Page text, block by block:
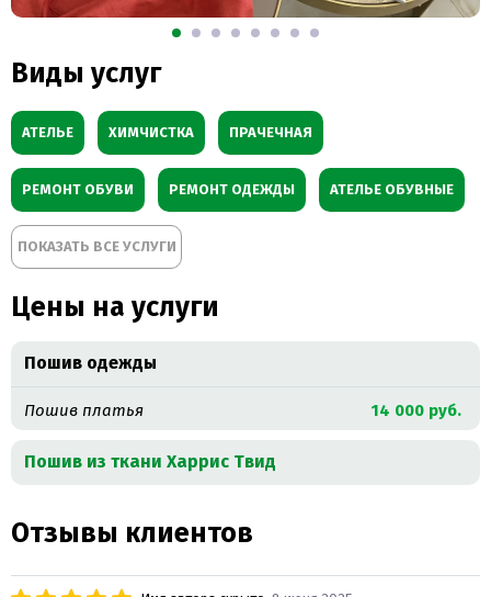
Виды услуг
АТЕЛЬЕ ХИМЧИСТКА ПРАЧЕЧНАЯ
РЕМОНТ ОБУВИ РЕМОНТ ОДЕЖДЫ АТЕЛЬЕ ОБУВНЫЕ
ПОШИВ ШТОР РЕМОНТ КОЖАНЫХ ИЗДЕЛИЙ
РЕМОНТ МЕХОВЫХ ИЗДЕЛИЙ
РЕМОНТ ТРИКОТАЖНЫХ ИЗДЕЛИЙ
ПОШИВ КОСТЮМА НА ЗАКАЗ ПОШИВ ПАЛЬТО НА ЗАКАЗ
ПОШИВ ФОРМЫ ПОШИВ ВЕЧЕРНИХ ПЛАТЬЕВ
РЕМОНТ СПОРТИВНОЙ ОДЕЖДЫ
ВЯЗАНИЕ ТРИКОТАЖНЫХ ИЗДЕЛИЙ
ПОКАЗАТЬ ВСЕ УСЛУГИ
Цены на услуги
Пошив одежды
Пошив платья 14 000 руб.
Пошив из ткани Харрис Твид
Отзывы клиентов